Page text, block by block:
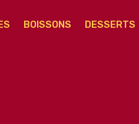
BOISSONS DESSERTS